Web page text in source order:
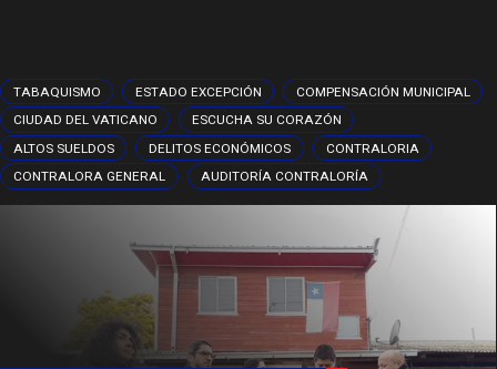
TABAQUISMO ESTADO EXCEPCIÓN
COMPENSACIÓN MUNICIPAL
CIUDAD DEL VATICANO
ESCUCHA SU CORAZÓN
ALTOS SUELDOS
DELITOS ECONÓMICOS
CONTRALORIA
CONTRALORA GENERAL
AUDITORÍA CONTRALORÍA